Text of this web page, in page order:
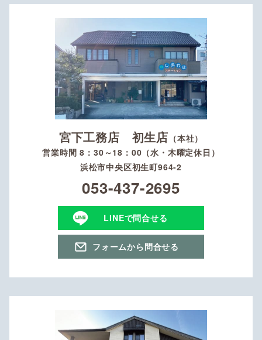
宮下工務店 初生店 （本社）
営業時間 8：30～18：00（水・木曜定休日）
浜松市中央区初生町964-2
053-437-2695
LINEで問合せる
フォームから問合せる